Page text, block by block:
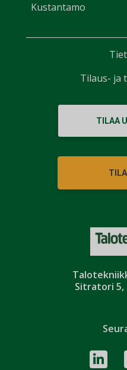
Sitratori 5,
Kustantamo
TILAA
Tilaus- ja